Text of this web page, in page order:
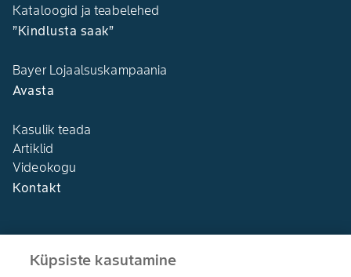
Kataloogid ja teabelehed
”Kindlusta saak”
Bayer Lojaalsuskampaania
Avasta
Kasulik teada
Artiklid
Videokogu
Kontakt
Küpsiste kasutamine